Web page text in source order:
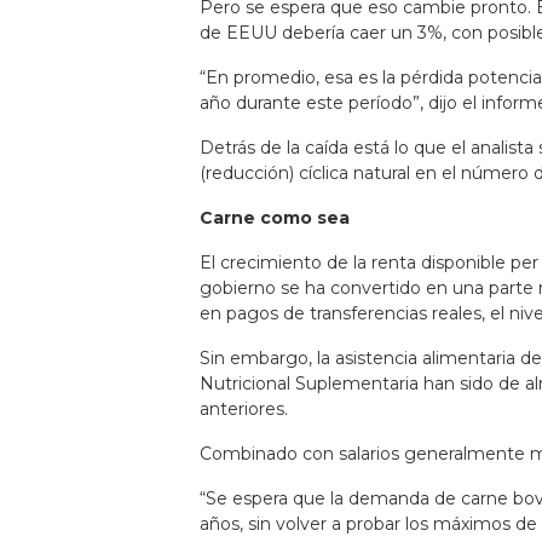
Pero se espera que eso cambie
de EEUU debería caer un 3%, con
“En promedio, esa es la pérdida
año durante este período”, dijo el
Detrás de la caída está lo que el
(reducción) cíclica natural en el número
Carne como sea
El crecimiento de la renta disponible
gobierno se ha convertido en una parte
en pagos de transferencias reales, el
Sin embargo, la asistencia alimentaria
Nutricional Suplementaria han sido de
anteriores.
Combinado con salarios generalmente
“Se espera que la demanda de carne
años, sin volver a probar los máximos